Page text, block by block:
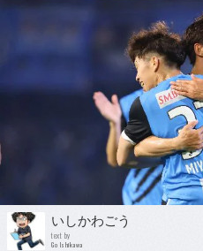
いしかわごう
text by
Go Ishikawa